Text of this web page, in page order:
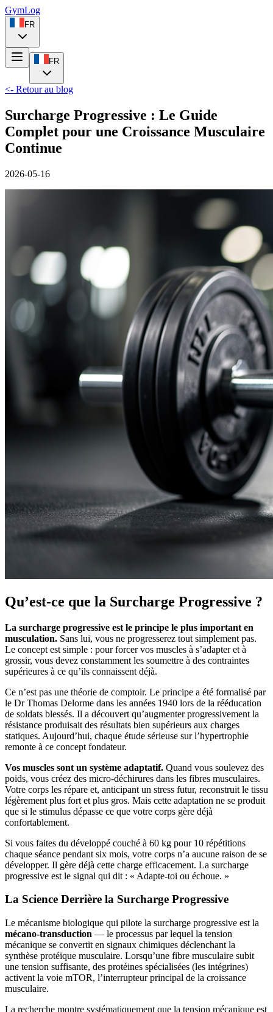
GymLog
FR
FR
<- Retour au blog
Surcharge Progressive : Le Guide
Complet pour une Croissance Musculaire
Continue
2026-05-16
Qu’est-ce que la Surcharge Progressive ?
La surcharge progressive est le principe le plus important en
musculation. Sans lui, vous ne progresserez tout simplement pas.
Le concept est simple : pour forcer vos muscles à s’adapter et à
grossir, vous devez constamment les soumettre à des contraintes
supérieures à ce qu’ils connaissent déjà.
Ce n’est pas une théorie de comptoir. Le principe a été formalisé par
le Dr Thomas Delorme dans les années 1940 lors de la rééducation
de soldats blessés. Il a découvert qu’augmenter progressivement la
résistance produisait des résultats bien supérieurs aux charges
statiques. Aujourd’hui, chaque étude sérieuse sur l’hypertrophie
remonte à ce concept fondateur.
Vos muscles sont un système adaptatif. Quand vous soulevez des
poids, vous créez des micro-déchirures dans les fibres musculaires.
Votre corps les répare et, anticipant un stress futur, reconstruit le tissu
légèrement plus fort et plus gros. Mais cette adaptation ne se produit
que si le stimulus dépasse ce que votre corps gère déjà
confortablement.
Si vous faites du développé couché à 60 kg pour 10 répétitions
chaque séance pendant six mois, votre corps n’a aucune raison de se
développer. Il gère déjà cette charge efficacement. La surcharge
progressive est le signal qui dit : « Adapte-toi ou échoue. »
La Science Derrière la Surcharge Progressive
Le mécanisme biologique qui pilote la surcharge progressive est la
mécano-transduction — le processus par lequel la tension
mécanique se convertit en signaux chimiques déclenchant la
synthèse protéique musculaire. Lorsqu’une fibre musculaire subit
une tension suffisante, des protéines spécialisées (les intégrines)
activent la voie mTOR, l’interrupteur principal de la croissance
musculaire.
La recherche montre systématiquement que la tension mécanique est